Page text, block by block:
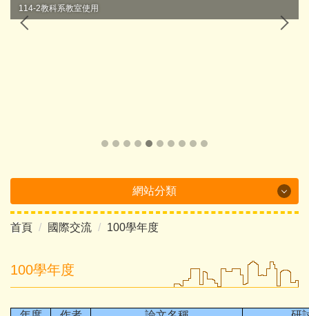
114-2教科系教室使用
網站分類
Department Brochure
最新消息
首頁 國際交流 100學年度
100學年度